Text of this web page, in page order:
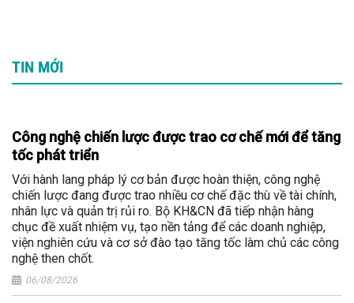
TIN MỚI
Công nghệ chiến lược được trao cơ chế mới để tăng
tốc phát triển
Với hành lang pháp lý cơ bản được hoàn thiện, công nghệ
chiến lược đang được trao nhiều cơ chế đặc thù về tài chính,
nhân lực và quản trị rủi ro. Bộ KH&CN đã tiếp nhận hàng
chục đề xuất nhiệm vụ, tạo nền tảng để các doanh nghiệp,
viện nghiên cứu và cơ sở đào tạo tăng tốc làm chủ các công
nghệ then chốt.
06/08/2026